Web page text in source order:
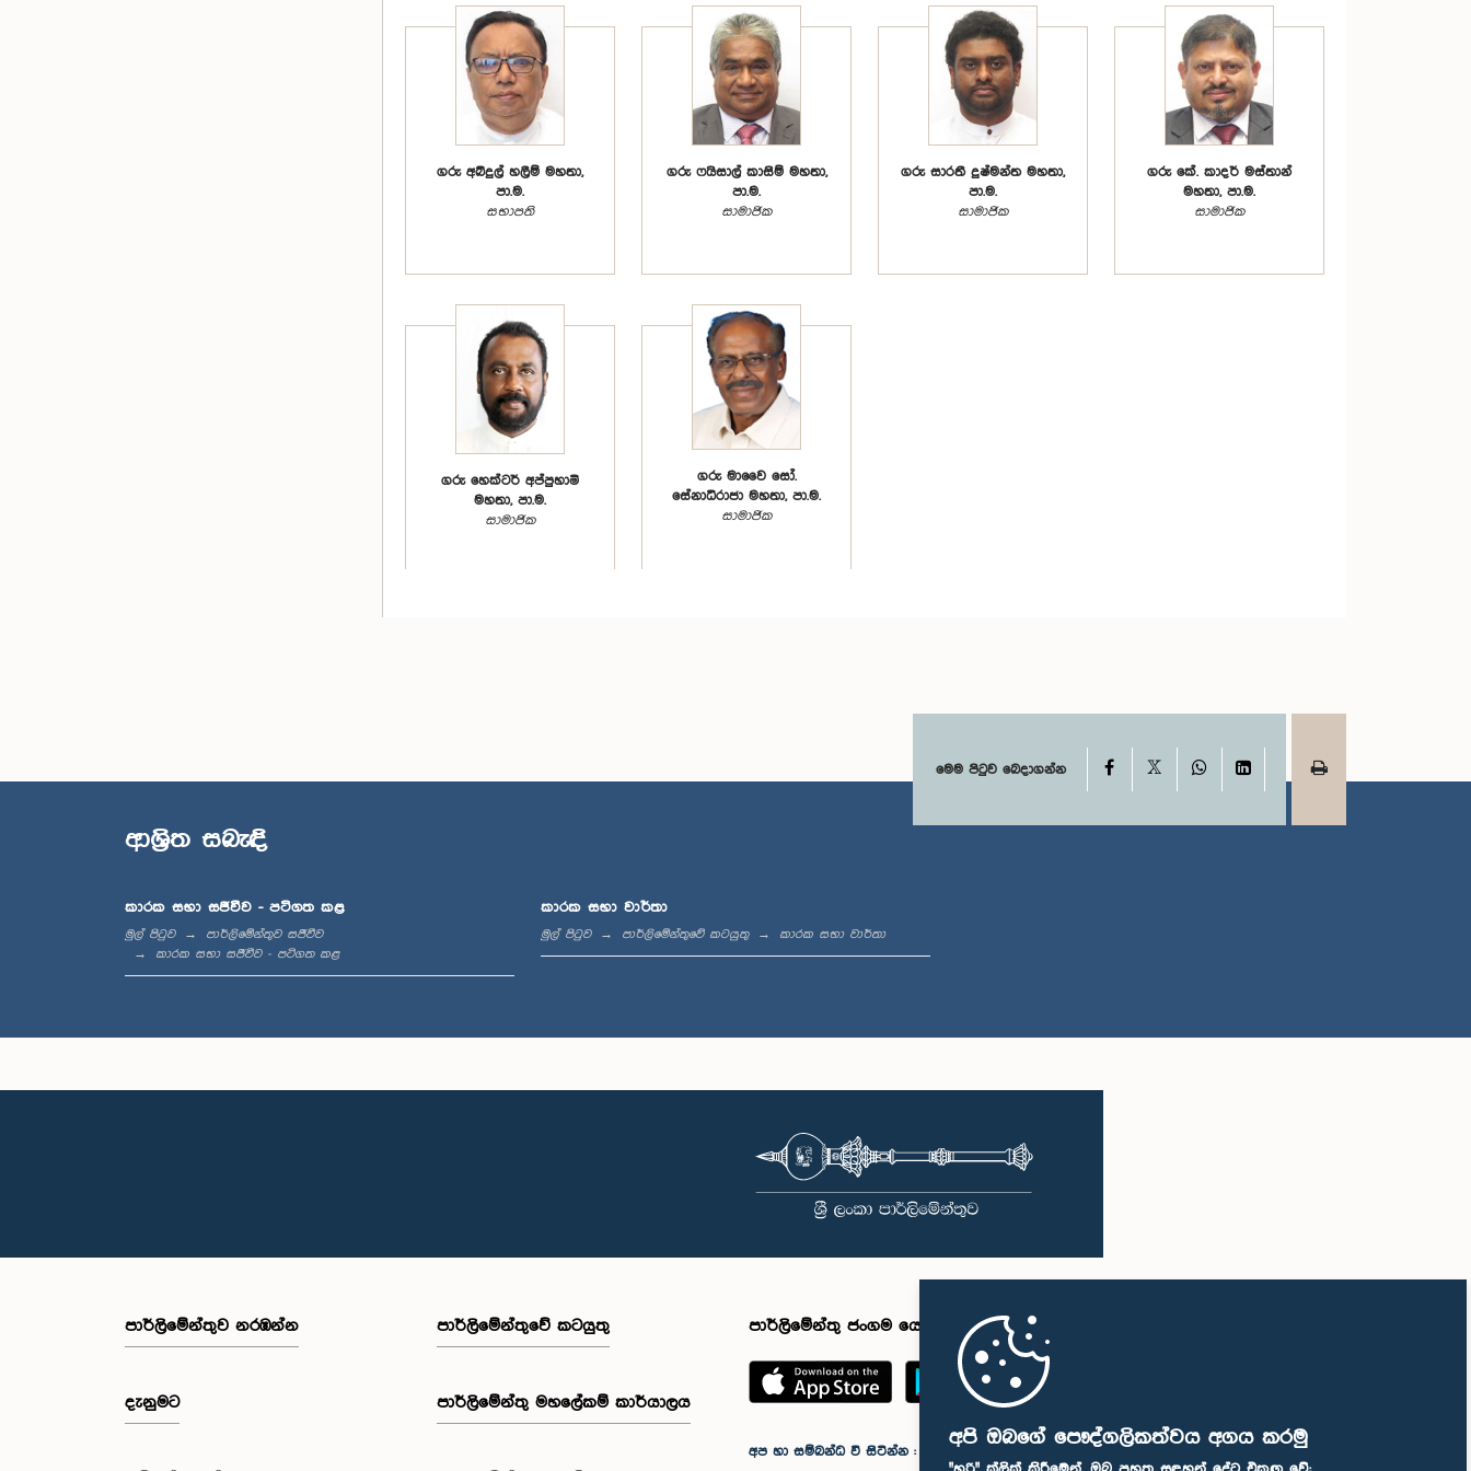
අපි ඔබගේ පෞද්ගලිකත්වය අගය කරමු
ගරු අබ්දුල් හලීම් මහතා,
පා.ම.
සභාපති
ගරු ෆයිසාල් කාසිම් මහතා,
පා.ම.
සාමාජික
ගරු සාරතී දුෂ්මන්ත මහතා,
පා.ම.
සාමාජික
ගරු ‍කේ. කාදර් මස්තාන්
මහතා, පා.ම.
සාමාජික
ගරු හෙක්ටර් අප්පුහාමි
මහතා, පා.ම.
සාමාජික
ගරු මාවෛ සෝ.
සේනාධිරාජා මහතා, පා.ම.
සාමාජික
මෙම පිටුව බෙදාගන්න Facebook WhatsAppLinkedIn
ආශ්‍රිත සබැඳි
කාරක සභා සජීවීව - පටිගත කළ
මුල් පිටුව
පාර්ලිමේන්තුව සජීවීව
කාරක සභා සජීවීව - පටිගත කළ
කාරක සභා වාර්තා
මුල් පිටුව පාර්ලිමේන්තුවේ කටයුතු කාරක සභා වාර්තා
පාර්ලි‌මේන්තුව නරඹන්න
දැනුමට
පාර්ලිමේන්තුවේ කටයුතු
පාර්ලිමේන්තු මහලේකම් කාර්යාලය
පාර්ලිමේන්තු ජංගම යෙදුම
අප හා සම්බන්ධ වී සිටින්න :